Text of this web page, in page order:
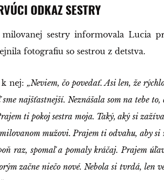
ODKAZ SESTRY
sestry informovala Lucia
fotografiu so sestrou z detstva.
k nej: „Neviem, čo povedať. Asi len, že
sme najšťastnejší. Neznášala som na tebe
ti pokoj sestra moja. Taký, aký si
mužovi. Prajem ti odvahu, aby si
raz, spomaľ a pomaly kráčaj. Prajem
začne niečo nové. Nebola si tvrdá, len